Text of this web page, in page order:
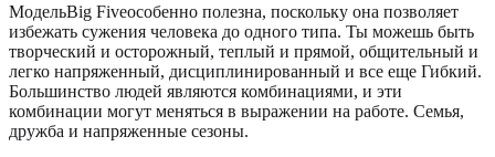
МодельBig Fiveособенно полезна, поскольку она позволяет
избежать сужения человека до одного типа. Ты можешь быть
творческий и осторожный, теплый и прямой, общительный и
легко напряженный, дисциплинированный и все еще Гибкий.
Большинство людей являются комбинациями, и эти
комбинации могут меняться в выражении на работе. Семья,
дружба и напряженные сезоны.